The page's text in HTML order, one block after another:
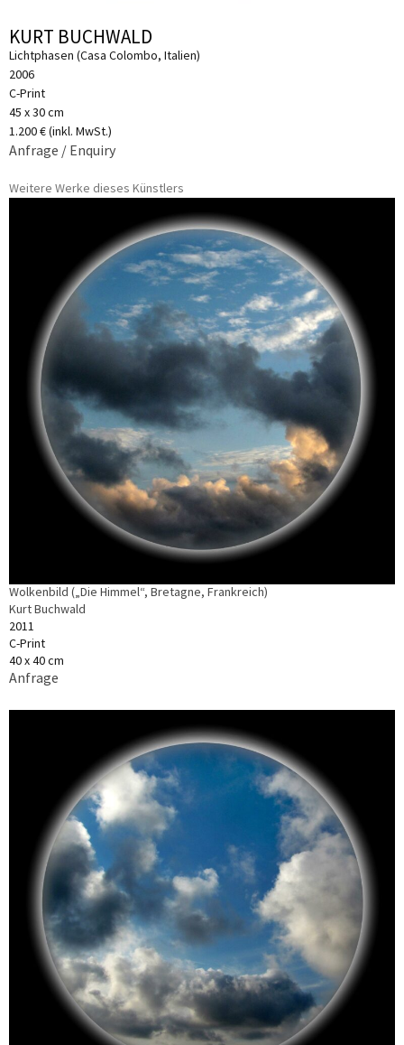
KURT BUCHWALD
Lichtphasen (Casa Colombo, Italien)
2006
C-Print
45 x 30 cm
1.200 € (inkl. MwSt.)
Anfrage / Enquiry
Weitere Werke dieses Künstlers
Wolkenbild („Die Himmel“, Bretagne, Frankreich)
Kurt Buchwald
2011
C-Print
40 x 40 cm
Anfrage